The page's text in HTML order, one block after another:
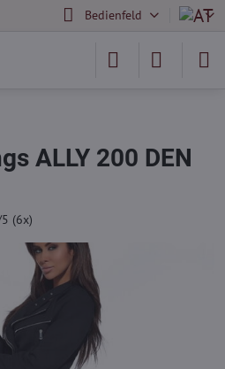
Bedienfeld
ALLY 200 DEN
5 (6x)